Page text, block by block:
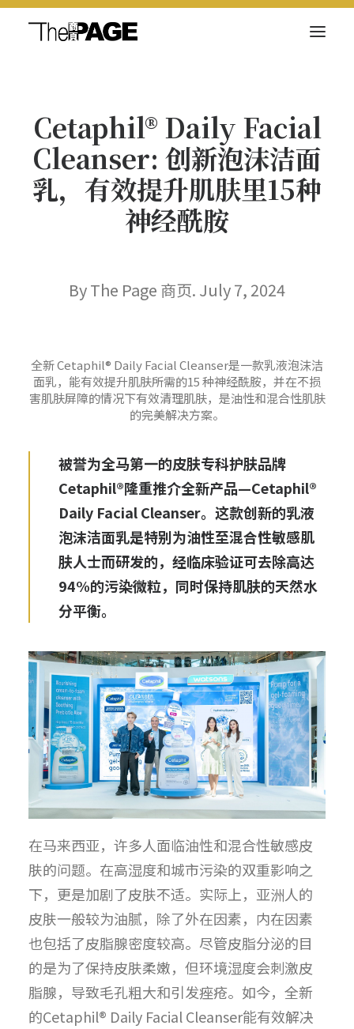
新闻内容
商页菁英
快讯
Cetaphil® Daily Facial
Cleanser: 创新泡沫洁面
乳，有效提升肌肤里15种
神经酰胺
By The Page 商页. July 7, 2024
全新 Cetaphil® Daily Facial Cleanser是一款乳液泡沫洁
面乳，能有效提升肌肤所需的15 种神经酰胺，并在不损
害肌肤屏障的情况下有效清理肌肤，是油性和混合性肌肤
的完美解决方案。
被誉为全马第一的皮肤专科护肤品牌
Cetaphil®隆重推介全新产品—Cetaphil®
Daily Facial Cleanser。这款创新的乳液
泡沫洁面乳是特别为油性至混合性敏感肌
肤人士而研发的，经临床验证可去除高达
94%的污染微粒，同时保持肌肤的天然水
分平衡。
在马来西亚，许多人面临油性和混合性敏感皮
肤的问题。在高湿度和城市污染的双重影响之
下，更是加剧了皮肤不适。实际上，亚洲人的
皮肤一般较为油腻，除了外在因素，内在因素
也包括了皮脂腺密度较高。尽管皮脂分泌的目
的是为了保持皮肤柔嫩，但环境湿度会刺激皮
脂腺，导致毛孔粗大和引发痤疮。如今，全新
的Cetaphil® Daily Facial Cleanser能有效解决